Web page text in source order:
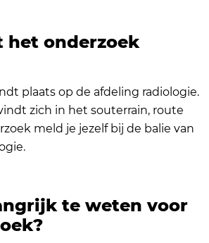
het onderzoek
plaats op de afdeling radiologie.
zich in het souterrain, route
meld je jezelf bij de balie van
te weten voor